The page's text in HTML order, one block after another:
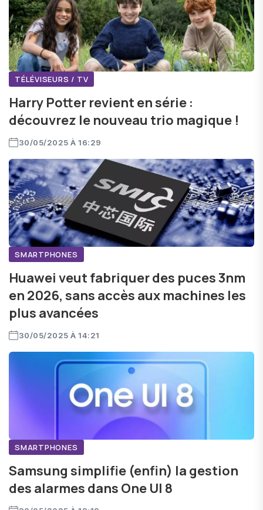
TÉLÉVISEURS / TV
Harry Potter revient en série :
découvrez le nouveau trio magique !
30/05/2025 À 16:29
SMARTPHONES
Huawei veut fabriquer des puces 3nm
en 2026, sans accès aux machines les
plus avancées
30/05/2025 À 14:21
SMARTPHONES
Samsung simplifie (enfin) la gestion
des alarmes dans One UI 8